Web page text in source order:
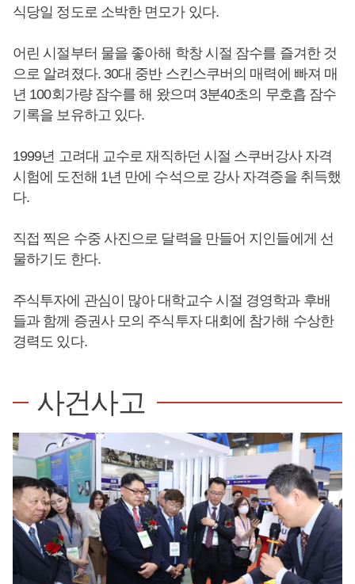
식당일 정도로 소박한 면모가 있다.
어린 시절부터 물을 좋아해 학창 시절 잠수를 즐겨한 것
으로 알려졌다. 30대 중반 스킨스쿠버의 매력에 빠져 매
년 100회가량 잠수를 해 왔으며 3분40초의 무호흡 잠수
기록을 보유하고 있다.
1999년 고려대 교수로 재직하던 시절 스쿠버강사 자격
시험에 도전해 1년 만에 수석으로 강사 자격증을 취득했
다.
직접 찍은 수중 사진으로 달력을 만들어 지인들에게 선
물하기도 한다.
주식투자에 관심이 많아 대학교수 시절 경영학과 후배
들과 함께 증권사 모의 주식투자 대회에 참가해 수상한
경력도 있다.
사건사고